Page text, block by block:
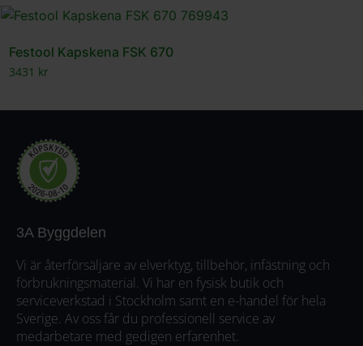
Festool Kapskena FSK 670
3431 kr
3A Byggdelen
Vi är återförsäljare av elverktyg, tillbehör, infästning och
förbrukningsmaterial. Vi har en fysisk butik och
serviceverkstad i Stockholm samt en e-handel för hela
Sverige. Av oss får du professionell service av
medarbetare med gedigen erfarenhet.